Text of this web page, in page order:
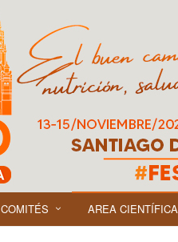
COMITÉS AREA CIENTÍFICA